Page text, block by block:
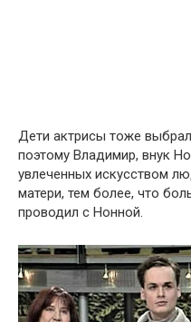
Дети актрисы тоже
поэтому Владимир, внук
увлеченных искусством
матери, тем более, что
проводил с Нонной.